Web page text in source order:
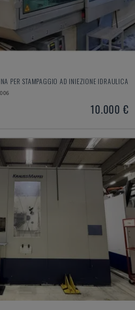
PER STAMPAGGIO AD INIEZIONE IDRAULICA
10.000 €